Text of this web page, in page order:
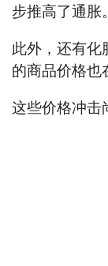
步推高了通胀。
此外，还有化
的商品价格也
这些价格冲击